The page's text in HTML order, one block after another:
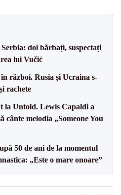
doi bărbați, suspectați
lui Vučić
război. Rusia și Ucraina s-
rachete
la Untold. Lewis Capaldi a
cânte melodia „Someone You
50 de ani de la momentul
„Este o mare onoare”